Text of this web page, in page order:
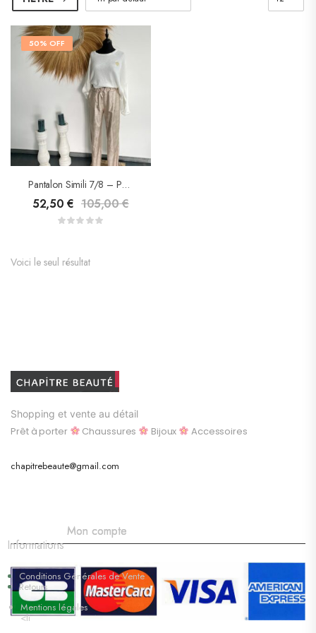
50% OFF
Pantalon Simili 7/8 – Pako Litto
52,50 € 105,00€
Voici le seul résultat
Shopping et vente au détail
Prêt à porter Chaussures Bijoux Accessoires
chapitrebeaute@gmail.com
Mon compte
Informations
Conditions Générales de Vente
Retours
Mentions légales
<li